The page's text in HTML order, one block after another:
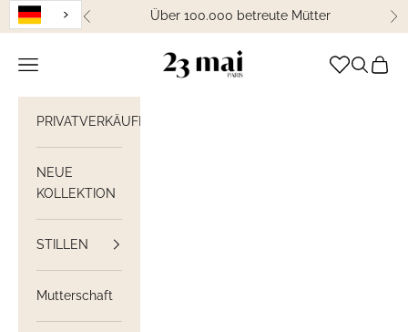
Weiter zum Inhalt
Zurück Über 100.000 betreute Mütter
23 Mai Paris
Navigation öffnen Suche
PRIVATVERKÄUFE
NEUE
KOLLEKTION
STILLEN
Mutterschaft